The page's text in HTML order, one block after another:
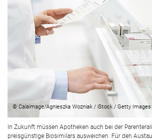
© Caiaimage/Agnieszka Wozniak / iStock / Getty Images
In Zukunft müssen Apotheken auch bei der
preisgünstige Biosimilars ausweichen. Für den